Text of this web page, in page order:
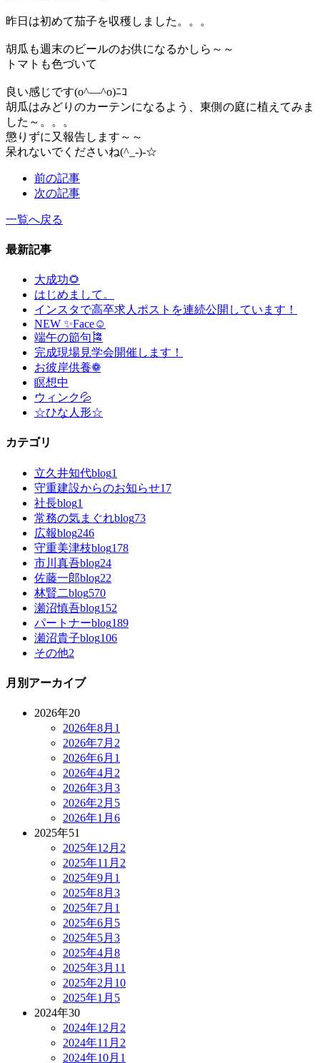
昨日は初めて茄子を収穫しました。。。
胡瓜も週末のビールのお供になるかしら～～
トマトも色づいて
良い感じです(o^―^o)ﾆｺ
胡瓜はみどりのカーテンになるよう、東側の庭に植えてみま
した～。。。
懲りずに又報告します～～
呆れないでくださいね(^_-)-☆
前の記事
次の記事
一覧へ戻る
最新記事
大成功🌻
はじめまして。
インスタで高卒求人ポストを連続公開しています！
NEW ✨Face☺
端午の節句🎏
完成現場見学会開催します！
お彼岸供養❁
瞑想中
ウィンク💦
☆ひな人形☆
カテゴリ
立久井知代blog1
守重建設からのお知らせ17
社長blog1
常務の気まぐれblog73
広報blog246
守重美津枝blog178
市川真吾blog24
佐藤一郎blog22
林賢二blog570
瀬沼慎吾blog152
パートナーblog189
瀬沼貴子blog106
その他2
月別アーカイブ
2026年20
2026年8月 1
2026年7月 2
2026年6月 1
2026年4月 2
2026年3月 3
2026年2月 5
2026年1月 6
2025年51
2025年12月 2
2025年11月 2
2025年9月 1
2025年8月 3
2025年7月 1
2025年6月 5
2025年5月 3
2025年4月 8
2025年3月 11
2025年2月 10
2025年1月 5
2024年30
2024年12月 2
2024年11月 2
2024年10月 1